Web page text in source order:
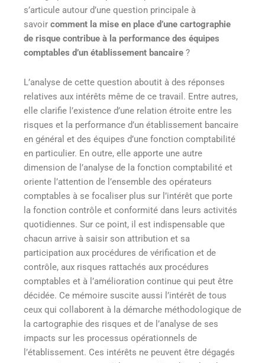
s’articule autour d’une question principale à
savoir comment la mise en place d’une cartographie
de risque contribue à la performance des équipes
comptables d’un établissement bancaire ?
L’analyse de cette question aboutit à des réponses
relatives aux intérêts même de ce travail. Entre autres,
elle clarifie l’existence d’une relation étroite entre les
risques et la performance d’un établissement bancaire
en général et des équipes d’une fonction comptabilité
en particulier. En outre, elle apporte une autre
dimension de l’analyse de la fonction comptabilité et
oriente l’attention de l’ensemble des opérateurs
comptables à se focaliser plus sur l’intérêt que porte
la fonction contrôle et conformité dans leurs activités
quotidiennes. Sur ce point, il est indispensable que
chacun arrive à saisir son attribution et sa
participation aux procédures de vérification et de
contrôle, aux risques rattachés aux procédures
comptables et à l’amélioration continue qui peut être
décidée. Ce mémoire suscite aussi l’intérêt de tous
ceux qui collaborent à la démarche méthodologique de
la cartographie des risques et de l’analyse de ses
impacts sur les processus opérationnels de
l’établissement. Ces intérêts ne peuvent être dégagés